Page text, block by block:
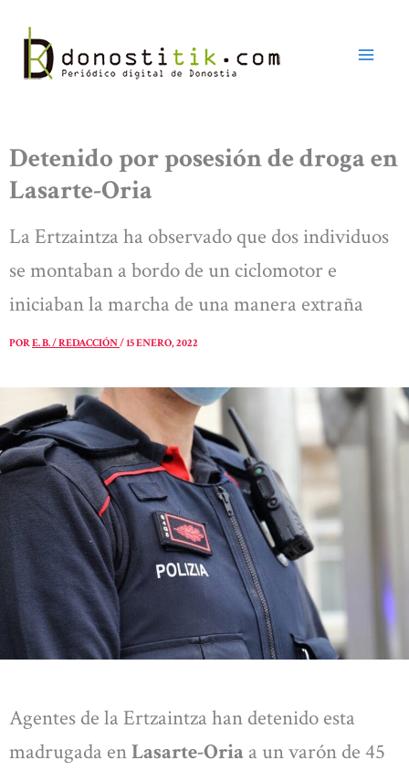
contenido
Detenido por posesión de droga en
Lasarte-Oria
La Ertzaintza ha observado que dos individuos
se montaban a bordo de un ciclomotor e
iniciaban la marcha de una manera extraña
PORE. B. / REDACCIÓN/15 ENERO, 2022
Agentes de la Ertzaintza han detenido esta
madrugada enLasarte-Oria a un varón de 45